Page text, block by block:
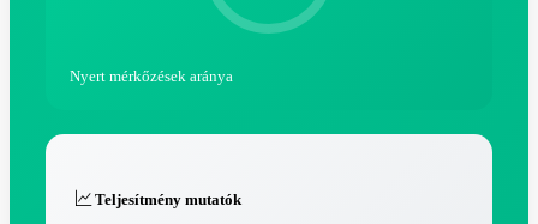
Nyert mérkőzések aránya
Teljesítmény mutatók